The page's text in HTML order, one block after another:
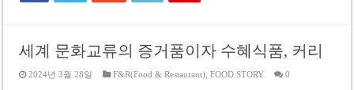
세계 문화교류의 증거품이자 수혜식품, 커리
2024년 3월 28일 F&R(Food & Restaurant) ,FOOD STORY 0